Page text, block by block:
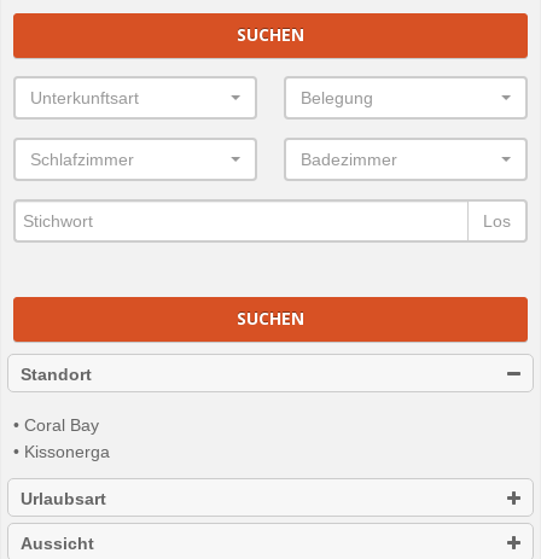
SUCHEN
Unterkunftsart Belegung
Schlafzimmer Badezimmer
Los
SUCHEN
Standort
• Coral Bay
• Kissonerga
Urlaubsart
Aussicht